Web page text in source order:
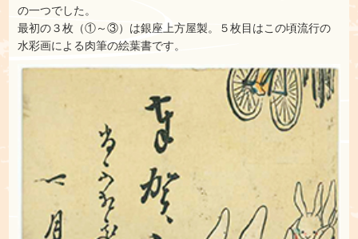
の一つでした。
最初の３枚（①～③）は銀座上方屋製。５枚目はこの頃流行の
水彩画による肉筆の絵葉書です。